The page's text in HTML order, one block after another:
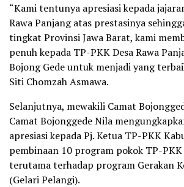
“Kami tentunya apresiasi kepada
Rawa Panjang atas prestasinya
tingkat Provinsi Jawa Barat, kami
penuh kepada TP-PKK Desa Rawa
Bojong Gede untuk menjadi yang
Siti Chomzah Asmawa.
Selanjutnya, mewakili Camat
Camat Bojonggede Nila
apresiasi kepada Pj. Ketua TP-PKK
pembinaan 10 program pokok TP-
terutama terhadap program Gerakan
(Gelari Pelangi).